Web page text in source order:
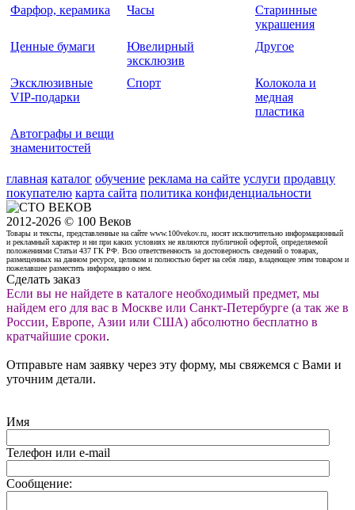
Фарфор, керамика
Часы
Старинные
украшения
Ценные бумаги
Ювелирный
эксклюзив
Другое
Эксклюзивные
VIP-подарки
Спорт
Колокола и
медная
пластика
Автографы и вещи
знаменитостей
главная каталог обучение реклама на сайте услуги продавцу
покупателю карта сайта политика конфиденциальности
2012-2026 © 100 Веков
Товары и тексты, представленные на сайте www.100vekov.ru, носят исключительно информационный
и рекламный характер и ни при каких условиях не являются публичной офертой, определяемой
положениями Статьи 437 ГК РФ. Всю ответственность за достоверность сведений о товарах,
размещенных на данном ресурсе, целиком и полностью берет на себя лицо, владеющее этим товаром и
пожелавшее разместить информацию о нем.
Сделать заказ
Если вы не найдете в каталоге необходимый предмет, мы
найдем его для вас в Москве или Санкт-Петербурге (а так же в
России, Европе, Азии или США) абсолютно бесплатно в
кратчайшие сроки.
Отправьте нам заявку через эту форму, мы свяжемся с Вами и
уточним детали.
Имя
Телефон или e-mail
Сообщение: